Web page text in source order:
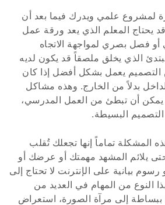
لمشروع علمي ويدرك فيما بعد أن
يحتاج المعلم الذي يعد ورقة عمل
أو فصل بصري لمواجهة الاتجاه
الذي يخلق ملصقاً قد يكون لديه
التصميم يعمل بشكل أفضل إذا كان
بدلاً من الخارج. وهذه مشاكل
يمكن أن تبطئ من العمل المدرسي،
البسيطة.
المشكلة تماماً إنها تجعلك تُقلب
يلائم المشهد مهمتك أو عرضك أو
بيانية على الإنترنت لا تحتاج إلى
النوع من المهام في العديد من
ببساطة إلى مرآة الصورة، استعراض